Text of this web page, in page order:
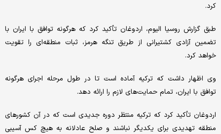
کرد.
طبق گزارش روسیا الیوم، اردوغان تأکید کرد که هرگونه توافق با ایران با
تضمین آزادی کشتیرانی از طریق تنگه هرمز، ثبات منطقه‌ای را تقویت
خواهد کرد.
وی اظهار داشت که ترکیه آماده است تا در طول مرحله اجرای هرگونه
توافق با ایران، تمام حمایت‌های لازم را ارائه دهد.
اردوغان تأکید کرد که ترکیه منتظر دوره جدیدی است که در آن کشورهای
منطقه تهدیدی برای یکدیگر نباشند و صلح عادلانه به هیچ کس آسیبی